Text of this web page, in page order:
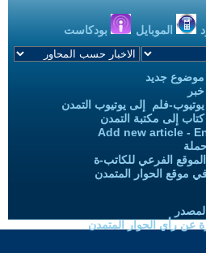
الموبايل بودكاست
موضوع جديد
يوتيوب-فلم إلى يوتيوب التمدن
إلى مكتبة التمدن
Add new article -
الفرعي للكاتب-ة
موقع الحوار المتمدن
عن رأي الحوار المتمدن